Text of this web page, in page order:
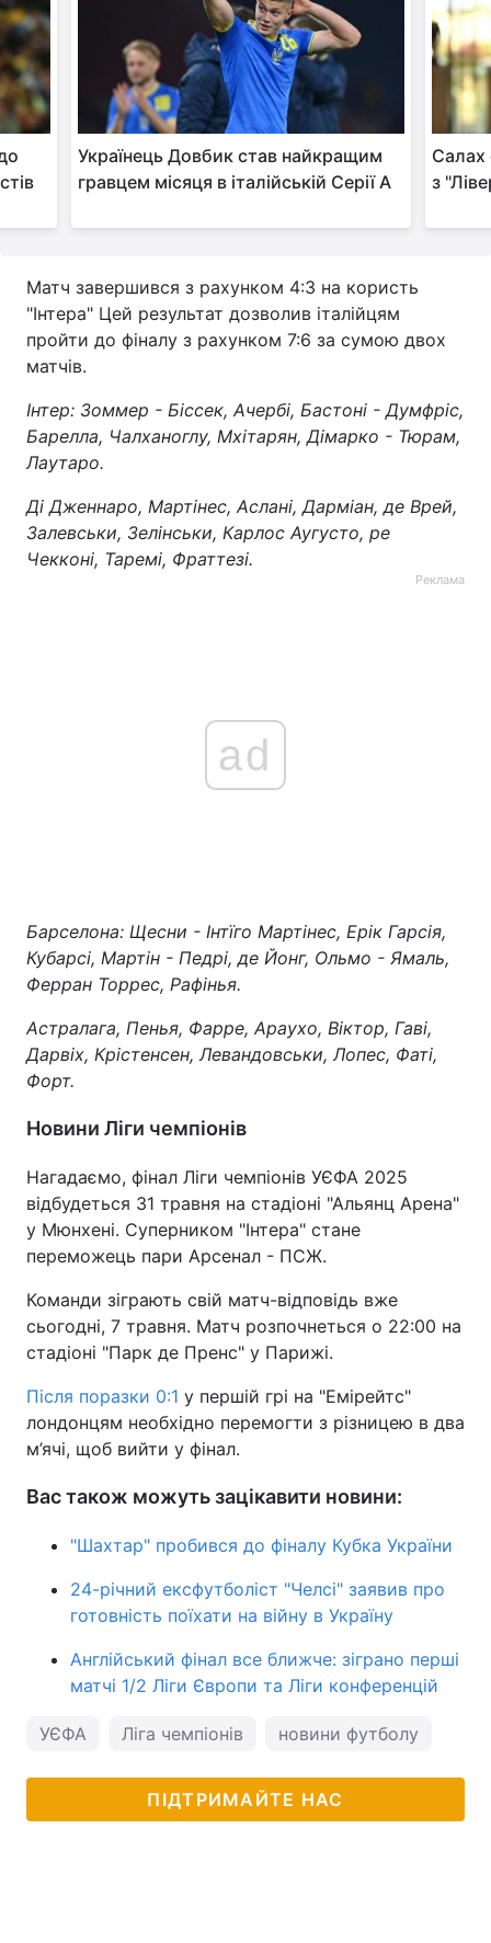
Тема оформлення
Українець Довбик став найкращим
гравцем місяця в італійській Серії А
Салах
з
Матч завершився з рахунком 4:3 на користь
"Інтера" Цей результат дозволив італійцям
пройти до фіналу з рахунком 7:6 за сумою двох
матчів.
Інтер: Зоммер - Біссек, Ачербі, Бастоні - Думфріс,
Барелла, Чалханоглу, Мхітарян, Дімарко - Тюрам,
Лаутаро.
Ді Дженнаро, Мартінес, Аслані, Дарміан, де Врей,
Залевськи, Зелінськи, Карлос Аугусто, ре
Чекконі, Таремі, Фраттезі.
Реклама
ad
Барселона: Щесни - Інтїго Мартінес, Ерік Гарсія,
Кубарсі, Мартін - Педрі, де Йонг, Ольмо - Ямаль,
Ферран Торрес, Рафінья.
Астралага, Пенья, Фарре, Араухо, Віктор, Гаві,
Дарвіх, Крістенсен, Левандовськи, Лопес, Фаті,
Форт.
Новини Ліги чемпіонів
Нагадаємо, фінал Ліги чемпіонів УЄФА 2025
відбудеться 31 травня на стадіоні "Альянц Арена"
у Мюнхені. Суперником "Інтера" стане
переможець пари Арсенал - ПСЖ.
Команди зіграють свій матч-відповідь вже
сьогодні, 7 травня. Матч розпочнеться о 22:00 на
стадіоні "Парк де Пренс" у Парижі.
Після поразки 0:1 у першій грі на "Емірейтс"
лондонцям необхідно перемогти з різницею в два
м’ячі, щоб вийти у фінал.
Вас також можуть зацікавити новини:
"Шахтар" пробився до фіналу Кубка України
24-річний ексфутболіст "Челсі" заявив про
готовність поїхати на війну в Україну
Англійський фінал все ближче: зіграно перші
матчі 1/2 Ліги Європи та Ліги конференцій
УЄФА Ліга чемпіонів новини футболу
ПІДТРИМАЙТЕ НАС